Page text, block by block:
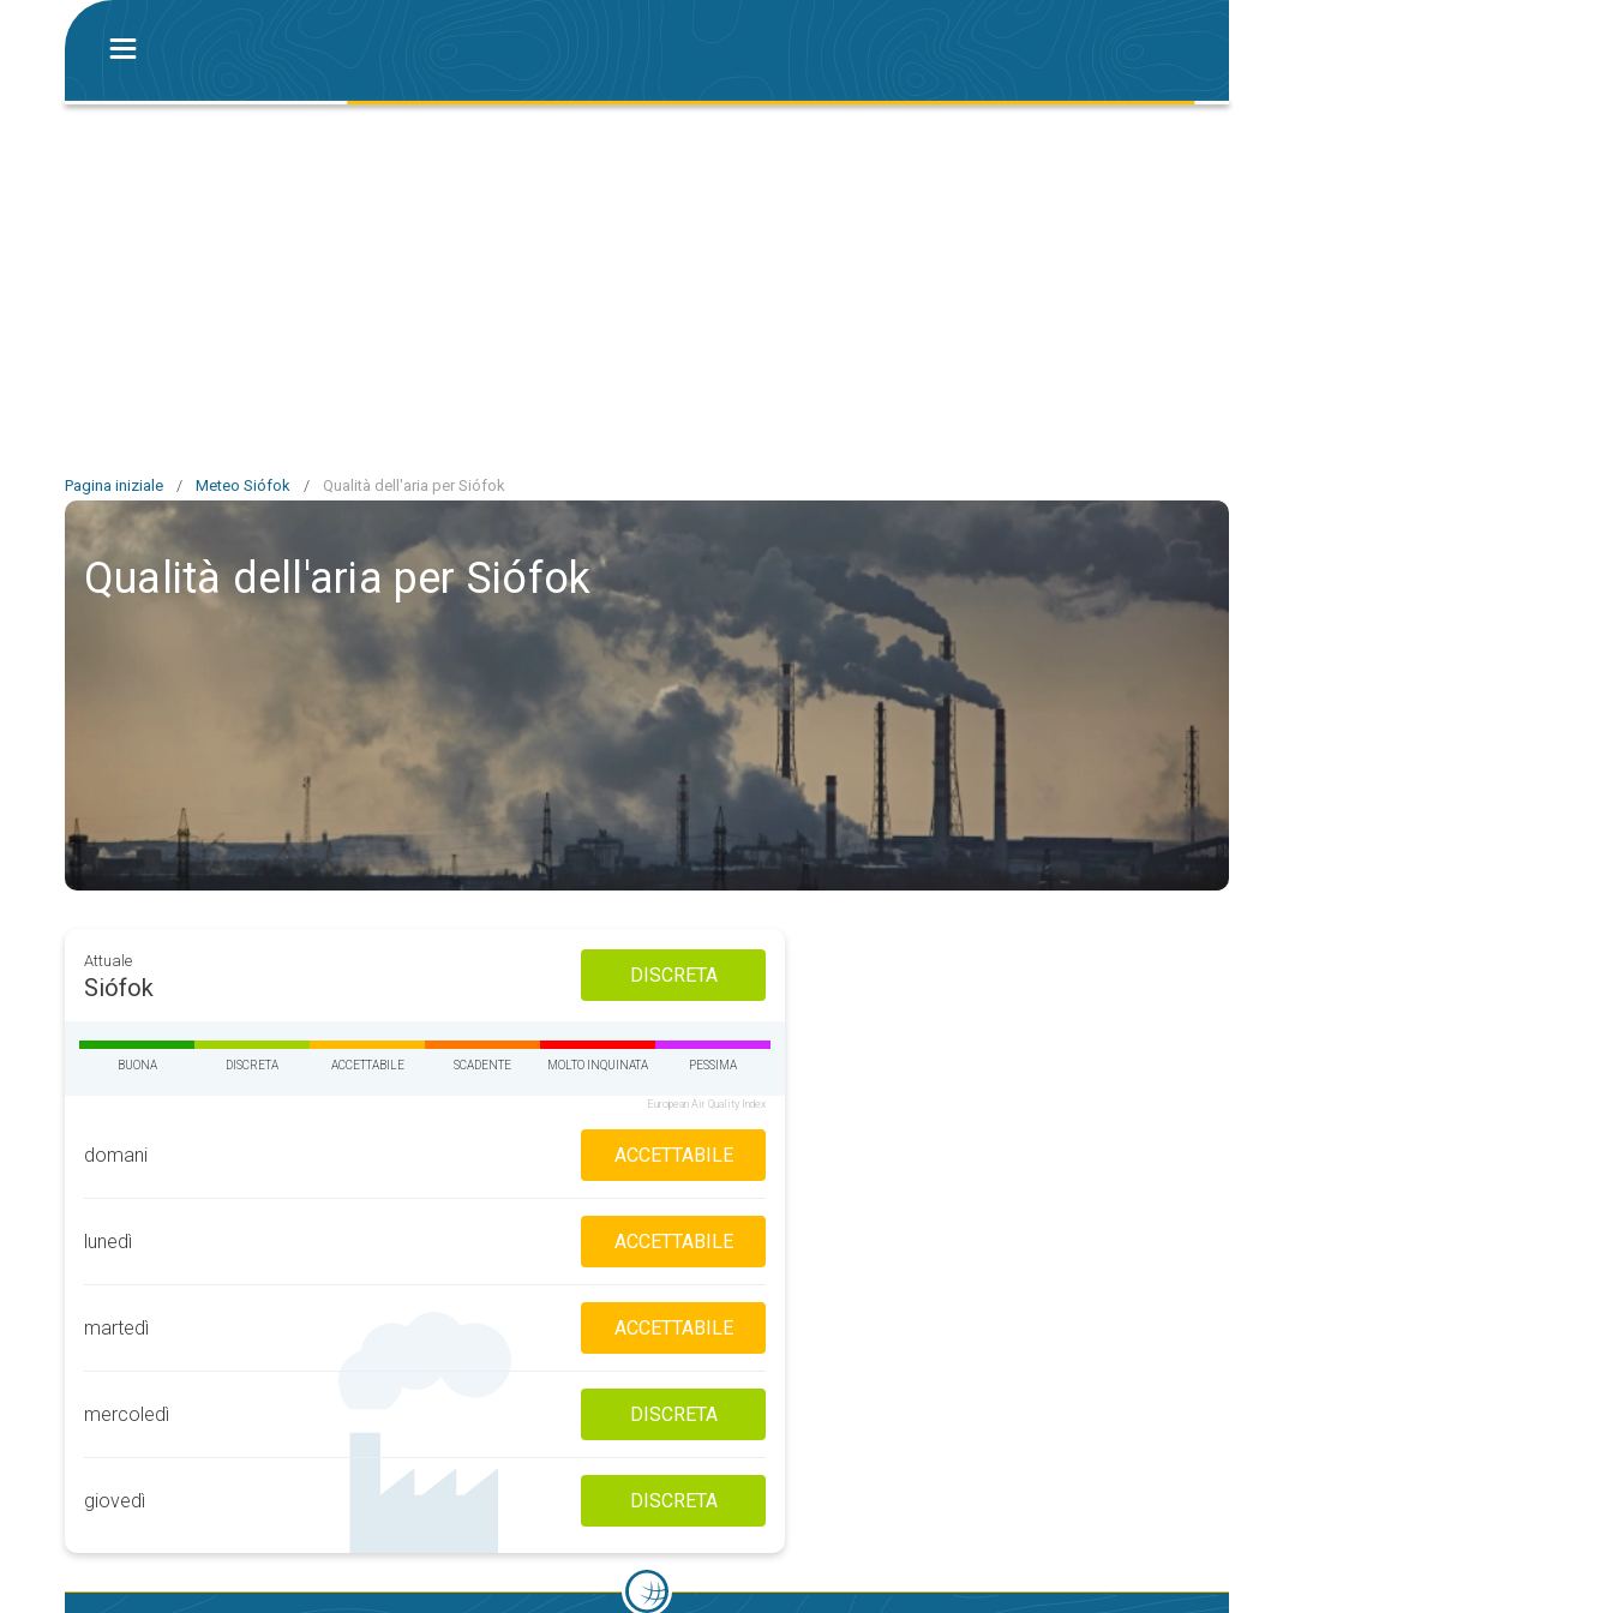
Pagina iniziale / Meteo Siófok / Qualità dell'aria per Siófok
Qualità dell'aria per Siófok
Attuale
Siófok DISCRETA
BUONA DISCRETA ACCETTABILE SCADENTE MOLTO INQUINATA PESSIMA
European Air Quality Index
domani ACCETTABILE
lunedì ACCETTABILE
martedì ACCETTABILE
mercoledì DISCRETA
giovedì DISCRETA